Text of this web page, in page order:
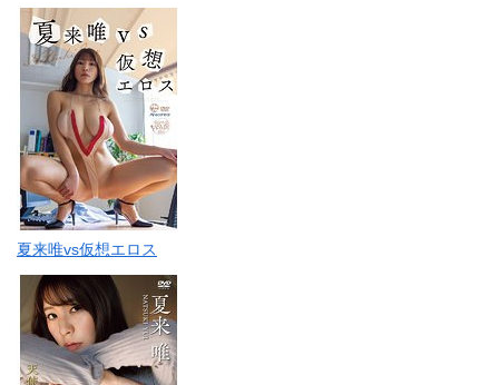
夏来唯vs仮想エロス